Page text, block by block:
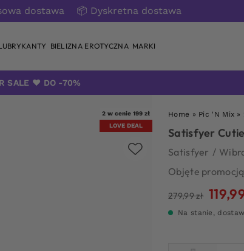
dostawa 📦 Dyskretna dostawa
BIELIZNA EROTYCZNA MARKI
SALE ❤️ DO -70%
2 w cenie 199 zł
LOVE DEAL
Home » Pic 'N Mix »
Satisfyer
Satisfyer /
Objęte
279,99zł
Na stanie,